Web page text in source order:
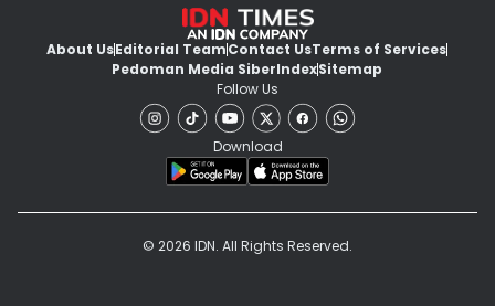
About UsEditorial TeamContact UsTerms of Services
Pedoman Media SiberIndexSitemap
Follow Us
Download
© 2026 IDN. All Rights Reserved.